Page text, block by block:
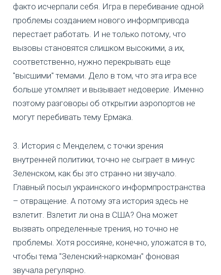
факто исчерпали себя. Игра в перебивание одной
проблемы созданием нового информпривода
перестает работать. И не только потому, что
вызовы становятся слишком высокими, а их,
соответственно, нужно перекрывать еще
"высшими" темами. Дело в том, что эта игра все
больше утомляет и вызывает недоверие. Именно
поэтому разговоры об открытии аэропортов не
могут перебивать тему Ермака.
3. История с Менделем, с точки зрения
внутренней политики, точно не сыграет в минус
Зеленском, как бы это странно ни звучало.
Главный посыл украинского информпространства
– отвращение. А потому эта история здесь не
взлетит. Взлетит ли она в США? Она может
вызвать определенные трения, но точно не
проблемы. Хотя россияне, конечно, уложатся в то,
чтобы тема "Зеленский-наркоман" фоновая
звучала регулярно.